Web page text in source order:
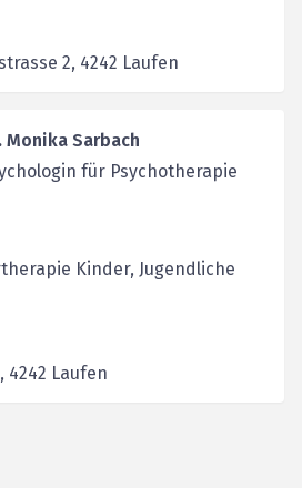
2, 4242 Laufen
Monika Sarbach
für Psychotherapie
Kinder, Jugendliche
4242 Laufen